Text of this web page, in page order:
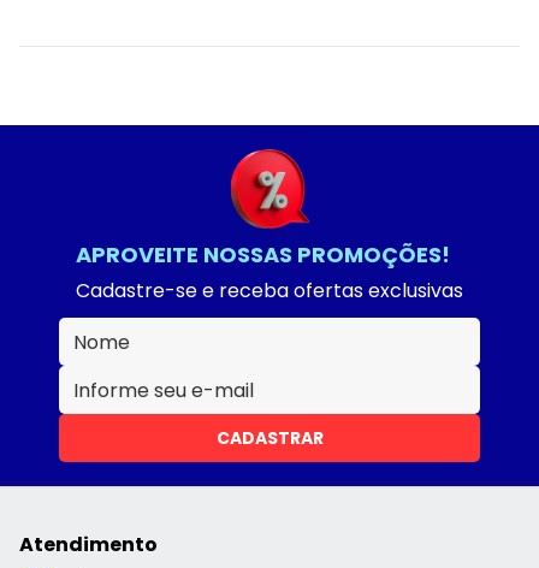
APROVEITE NOSSAS PROMOÇÕES!
Cadastre-se e receba ofertas exclusivas
CADASTRAR
Atendimento